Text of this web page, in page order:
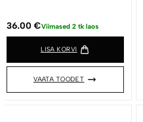
36.00 €Viimased 2 tk laos
LISA KORVI
VAATA TOODET